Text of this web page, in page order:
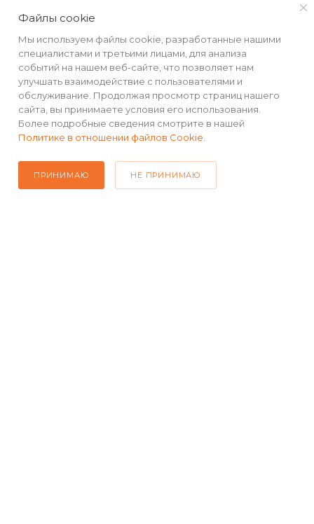
*Цена указана за комплект из двух ламп
РЕКВИЗИТЫ
Файлы cookie
Мы используем файлы cookie, разработанные нашими
специалистами и третьими лицами, для анализа
событий на нашем веб-сайте, что позволяет нам
улучшать взаимодействие с пользователями и
обслуживание. Продолжая просмотр страниц нашего
сайта, вы принимаете условия его использования.
Более подробные сведения смотрите в нашей
Политике в отношении файлов Cookie
ПРИНИМАЮ НЕ ПРИНИМАЮ